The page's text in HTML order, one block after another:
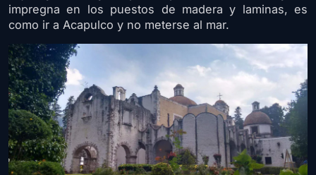
impregna en los puestos de madera y laminas, es
como ir a Acapulco y no meterse al mar.